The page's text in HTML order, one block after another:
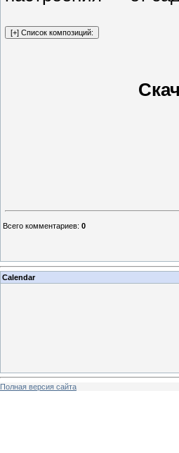
Всего комментариев: 0
Calendar
Полная версия сайта